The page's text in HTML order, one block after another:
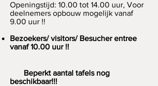
Openingstijd: 10.00 tot 14.00 uur, Voor
deelnemers opbouw mogelijk vanaf
9.00 uur !!
Bezoekers/ visitors/ Besucher entree
vanaf 10.00 uur !!
Beperkt aantal tafels nog
beschikbaar!!!